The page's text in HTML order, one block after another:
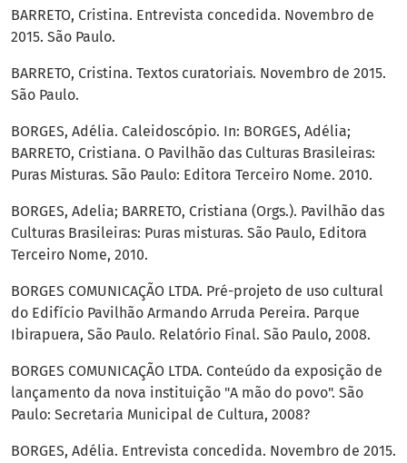
BARRETO, Cristina. Entrevista concedida. Novembro de
2015. São Paulo.
BARRETO, Cristina. Textos curatoriais. Novembro de 2015.
São Paulo.
BORGES, Adélia. Caleidoscópio. In: BORGES, Adélia;
BARRETO, Cristiana. O Pavilhão das Culturas Brasileiras:
Puras Misturas. São Paulo: Editora Terceiro Nome. 2010.
BORGES, Adelia; BARRETO, Cristiana (Orgs.). Pavilhão das
Culturas Brasileiras: Puras misturas. São Paulo, Editora
Terceiro Nome, 2010.
BORGES COMUNICAÇÃO LTDA. Pré-projeto de uso cultural
do Edifício Pavilhão Armando Arruda Pereira. Parque
Ibirapuera, São Paulo. Relatório Final. São Paulo, 2008.
BORGES COMUNICAÇÃO LTDA. Conteúdo da exposição de
lançamento da nova instituição "A mão do povo". São
Paulo: Secretaria Municipal de Cultura, 2008?
BORGES, Adélia. Entrevista concedida. Novembro de 2015.